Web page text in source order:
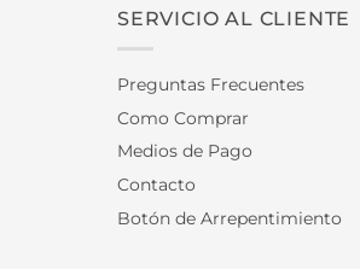
SERVICIO AL CLIENTE
Preguntas Frecuentes
Como Comprar
Medios de Pago
Contacto
Botón de Arrepentimiento